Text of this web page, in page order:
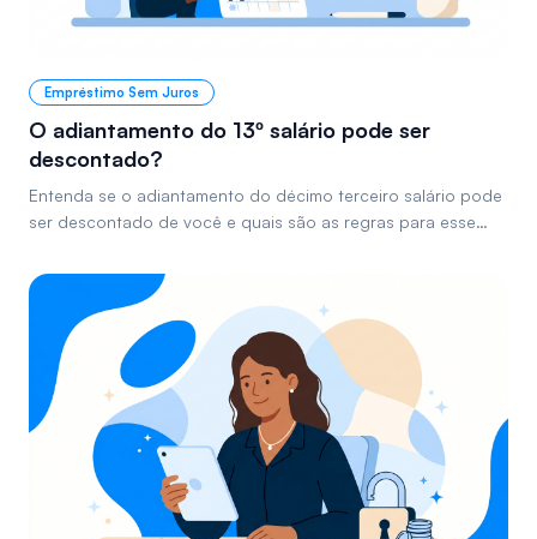
Empréstimo Sem Juros
O adiantamento do 13º salário pode ser
descontado?
Entenda se o adiantamento do décimo terceiro salário pode
ser descontado de você e quais são as regras para esse